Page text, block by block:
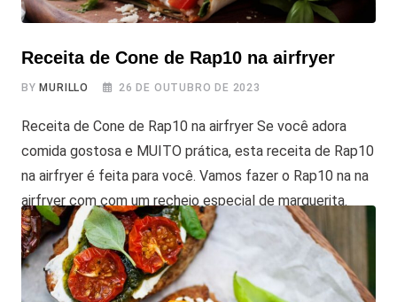
Receita de Cone de Rap10 na airfryer
BYMURILLO 26 DE OUTUBRO DE 2023
Receita de Cone de Rap10 na airfryer Se você adora
comida gostosa e MUITO prática, esta receita de Rap10
na airfryer é feita para você. Vamos fazer o Rap10 na na
airfryer com com um recheio especial de marguerita.
Imagina só queijo muçarela derretido, molho de tomate e
manjericão fresco em uma massa fina e